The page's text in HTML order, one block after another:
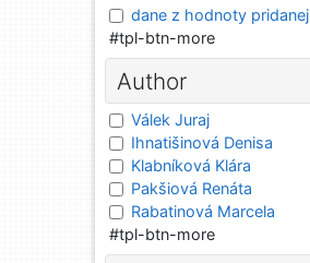
dane z hodnoty pridanej
#tpl-btn-more
Author
Válek Juraj
Ihnatišinová Denisa
Klabníková Klára
Pakšiová Renáta
Rabatinová Marcela
#tpl-btn-more